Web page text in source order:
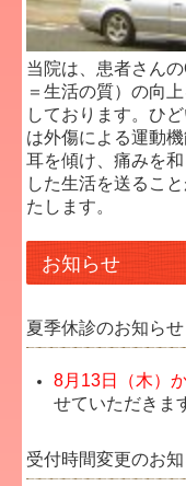
当院は、患者さん
＝生活の質）の向
しております。ひ
は外傷による運動
耳を傾け、痛みを
した生活を送るこ
たします。
お知らせ
夏季休診のお知らせ
8月13日（木）
せていただきま
受付時間変更のお